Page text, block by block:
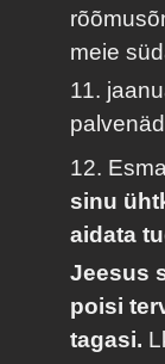
meie
11.
12.
sinu
aidata
Jeesus
poisi
tagasi.